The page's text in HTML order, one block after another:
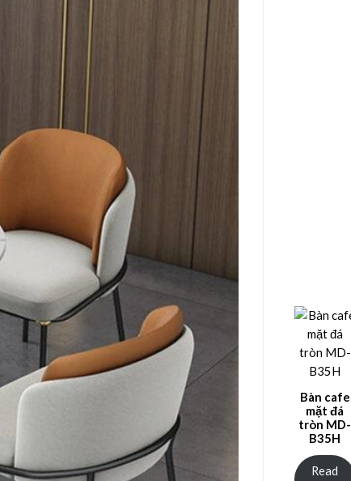
Bàn cafe
mặt đá
tròn MD-
B35H
Read